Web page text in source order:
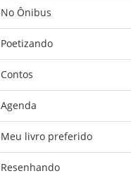
No Ônibus
Poetizando
Contos
Agenda
Meu livro preferido
Resenhando